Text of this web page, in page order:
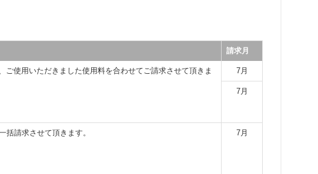
請求月
ご使用いただきました使用料を合わせてご請求させて頂きま
7月
7月
括請求させて頂きます。 7月